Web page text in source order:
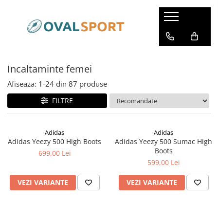
Femei
Incaltaminte
Barbati
Incaltaminte
Incaltaminte femei
Afiseaza: 1-24 din 87 produse
FILTRE
Adidas
Adidas Yeezy 500 High Boots
699,00 Lei
VEZI VARIANTE
Adidas
Adidas Yeezy 500 Sumac High
Boots
599,00 Lei
VEZI VARIANTE